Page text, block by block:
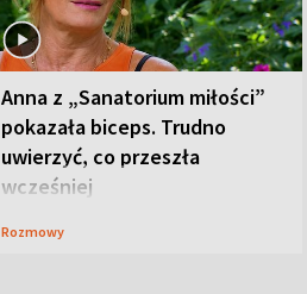
Anna z „Sanatorium miłości”
pokazała biceps. Trudno
uwierzyć, co przeszła
wcześniej
Rozmowy